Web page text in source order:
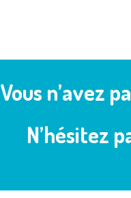
Vous n’avez
N’hésitez